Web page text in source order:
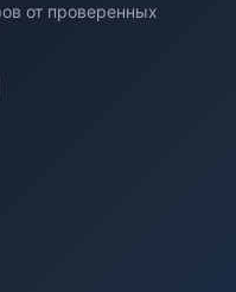
от проверенных